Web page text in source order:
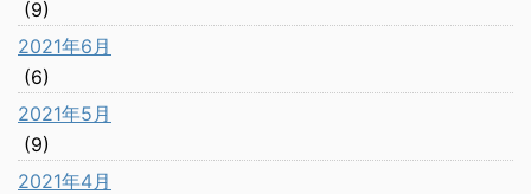
(9)
2021年6月
(6)
2021年5月
(9)
2021年4月